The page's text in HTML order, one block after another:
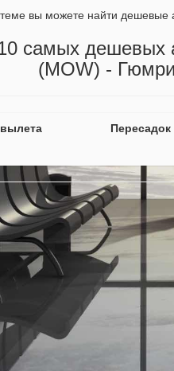
вы можете найти дешевые
самых дешевых
(MOW) -
Пересадок